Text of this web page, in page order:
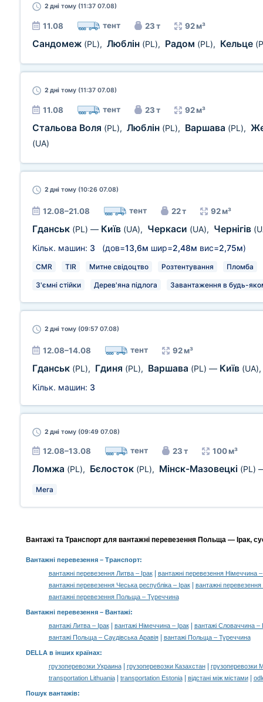
2 дні тому (11:37 07.08)
11.08 тент 23 т 92 м³
Сандомеж (PL), Люблін (PL), Радом (PL), Кельце
2 дні тому (11:37 07.08)
11.08 тент 23 т 92 м³
Стальова Воля (PL), Люблін (PL), Варшава (PL),
(UA)
2 дні тому (10:26 07.08)
12.08–21.08 тент 22 т 92 м³
Гданськ (PL) — Київ (UA), Черкаси (UA), Чернігів
Кільк. машин: 3 (дов=13,6м шир=2,48м вис=2,75м)
CMR TIR Митне свідоцтво Розтентування Пломба
З'ємні стійки Дерев'яна підлога Завантаження в будь-
2 дні тому (09:57 07.08)
12.08–14.08 тент 92 м³
Гданськ (PL), Гдиня (PL), Варшава (PL) — Київ (UA),
Кільк. машин: 3
2 дні тому (09:49 07.08)
12.08–13.08 тент 23 т 100 м³
Ломжа (PL), Бєлосток (PL), Мінск-Мазовецкі (PL)
Мега
Вантажі та Транспорт для вантажні перевезення Польща — Ірак,
Вантажні перевезення– Транспорт:
вантажні перевезення Литва – Ірак|
вантажні перевезення Німеччина –
вантажні перевезення Чеська республіка – Ірак|
вантажні
вантажні перевезення Польща – Туреччина
Вантажні перевезення – Вантажі:
вантажі Литва – Ірак| вантажі Німеччина – Ірак|
вантажі Словаччина –
вантажі Польща – Саудівська Аравія| вантажі Польща – Туреччина
DELLA в інших країнах:
грузоперевозки Украина| грузоперевозки Казахстан|
грузоперевозки
transportation Lithuania| transportation Estonia| відстані між містами|
Пошук вантажів: